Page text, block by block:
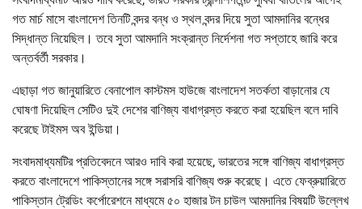
গত মার্চ মাসে বাংলাদেশ তিনটি বন্দর বন্ধ ও স্থল বন্দর দিয়ে সুতা আমদানির বন্ধের
সিদ্ধান্ত নিয়েছিল। তবে সুতা আমদানি সংক্রান্ত নির্দেশনা গত সপ্তাহে জারি করে
অন্তর্বর্তী সরকার।
এছাড়া গত জানুয়ারিতে বেনাপোল কাস্টমস হাউজে বাংলাদেশ সতর্কতা বাড়ানোর যে
ঘোষণা দিয়েছিল সেটিও দুই দেশের বাণিজ্য বাধাগ্রস্ত করতে করা হয়েছিল বলে দাবি
করেছে টাইমস অব ইন্ডিয়া।
সংবাদমাধ্যমটির প্রতিবেদনে আরও দাবি করা হয়েছে, ভারতের সঙ্গে বাণিজ্য বাধাগ্রস্ত
করতে বাংলাদেশে পাকিস্তানের সঙ্গে সরাসরি বাণিজ্য শুরু করেছে। এতে ফেব্রুয়ারিতে
পাকিস্তান ট্রেডিং কর্পোরেশনে মাধ্যমে ৫০ হাজার টন চাউল আমদানির বিষয়টি উল্লেখ